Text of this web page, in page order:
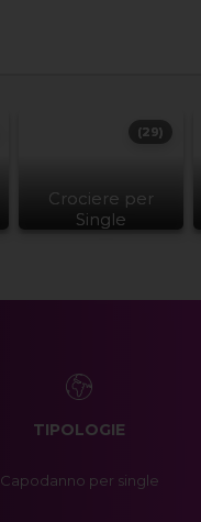
Crociere per
Single
(29)
TIPOLOGIE
Capodanno per single